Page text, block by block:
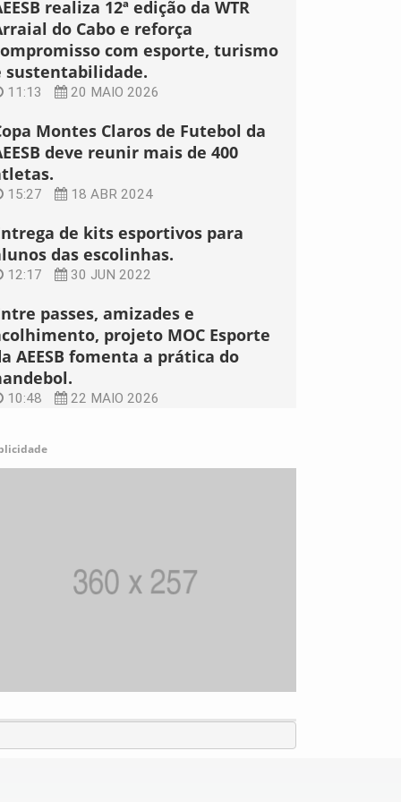
realiza 12ª edição da WTR
do Cabo e reforça
com esporte, turismo
sustentabilidade.
11:13 20 MAIO 2026
Montes Claros de Futebol da
deve reunir mais de 400
15:27 18 ABR 2024
de kits esportivos para
das escolinhas.
12:17 30 JUN 2022
passes, amizades e
projeto MOC Esporte
AEESB fomenta a prática do
10:48 22 MAIO 2026